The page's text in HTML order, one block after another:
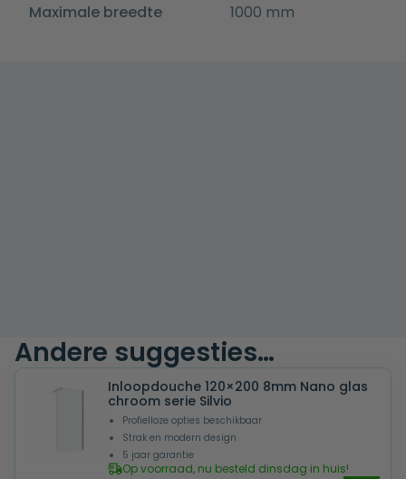
Maximale breedte
1000 mm
Andere suggesties…
Inloopdouche 120×200 8mm Nano glas
chroom serie Silvio
Profielloze opties beschikbaar
Strak en modern design
5 jaar garantie
Op voorraad, nu besteld dinsdag in huis!